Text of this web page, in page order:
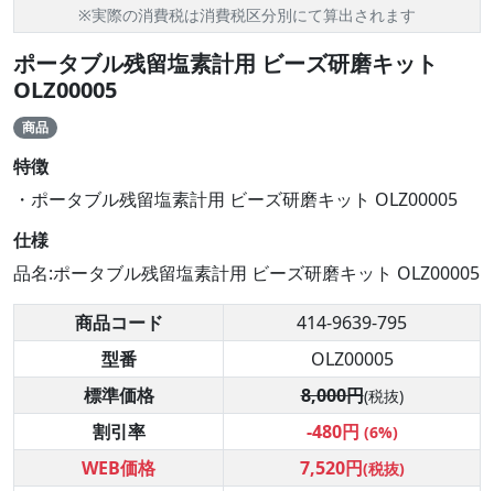
※実際の消費税は消費税区分別にて算出されます
ポータブル残留塩素計用 ビーズ研磨キット
OLZ00005
商品
特徴
・ポータブル残留塩素計用 ビーズ研磨キット OLZ00005
仕様
品名:ポータブル残留塩素計用 ビーズ研磨キット OLZ00005
商品コード
414-9639-795
型番
OLZ00005
標準価格
8,000円(税抜)
割引率 -480円 (6%)
WEB価格 7,520円(税抜)